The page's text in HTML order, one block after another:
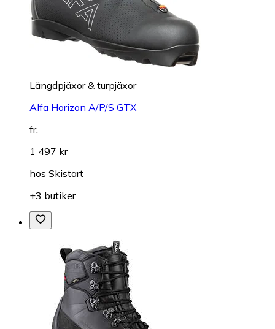
Längdpjäxor & turpjäxor
Alfa Horizon A/P/S GTX
fr.
1 497 kr
hos Skistart
+3 butiker